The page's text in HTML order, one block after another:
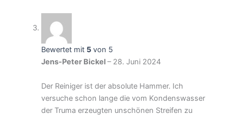
Bewertet mit 5von 5
Jens-Peter Bickel – 28. Juni 2024
Der Reiniger ist der absolute Hammer. Ich
versuche schon lange die vom Kondenswasser
der Truma erzeugten unschönen Streifen zu